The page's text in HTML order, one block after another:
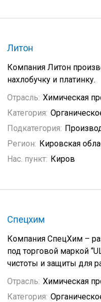
Литон
Компания Литон
нахлобучку и платинку.
Отрасль: Химическая
Категория:
Подкатегория:
Регион: Кировская
Нас. пункт: Киров
Спецхим
Компания СпецХим –
под торговой маркой
чистоты и защиты для
Отрасль: Химическая
Категория: